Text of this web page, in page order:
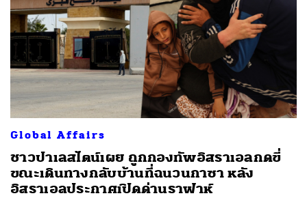
Global Affairs
ชาวปาเลสไตน์เผย ถูกกองทัพอิสราเอลกดขี่
ขณะเดินทางกลับบ้านที่ฉนวนกาซา หลัง
อิสราเอลประกาศเปิดด่านราฟาห์